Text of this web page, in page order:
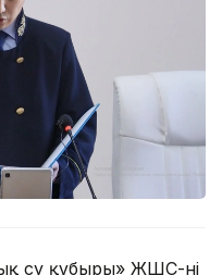
су құбыры» ЖШС-нің